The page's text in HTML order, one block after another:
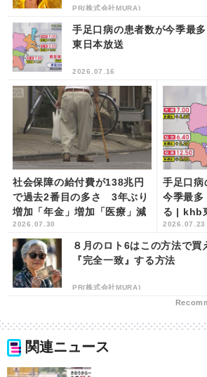
PR(株式会社MURA)
手足口病の患者数が今季最
東日本放送
2026.07.16
社会保障の給付費が138兆円
で過去2番目の多さ 3年ぶり
増加「年金」増加「医療」減
少 | khb東日本放送
2026.07.30
手足口病
今季最
る | khb
2026.07.23
８月のロト6はこの方法で
『完全一致』する方法
PR(株式会社MURA)
関連ニュース